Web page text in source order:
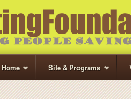
Home Site & Programs